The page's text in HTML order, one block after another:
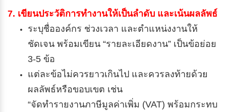
7. เขียนประวัติการทำงานให้เป็นลำดับ และเน้นผลลัพธ์
ระบุชื่อองค์กร ช่วงเวลา และตำแหน่งงานให้
ชัดเจน พร้อมเขียน “รายละเอียดงาน” เป็นข้อย่อย
3-5 ข้อ
แต่ละข้อไม่ควรยาวเกินไป และควรลงท้ายด้วย
ผลลัพธ์หรือขอบเขต เช่น
“จัดทำรายงานภาษีมูลค่าเพิ่ม (VAT) พร้อมกระทบ